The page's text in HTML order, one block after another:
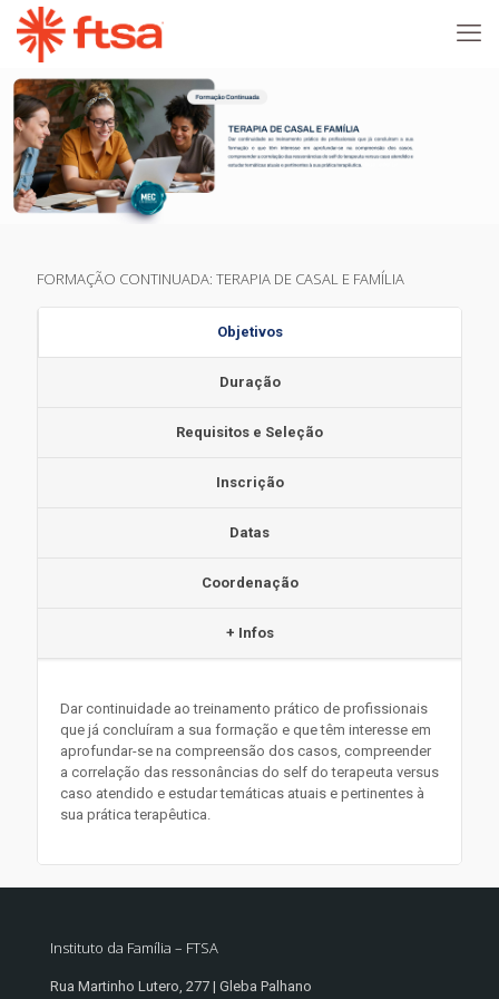
FORMAÇÃO CONTINUADA: TERAPIA DE CASAL E FAMÍLIA
Objetivos
Duração
Requisitos e Seleção
Inscrição
Datas
Coordenação
+ Infos
Dar continuidade ao treinamento prático de profissionais
que já concluíram a sua formação e que têm interesse em
aprofundar-se na compreensão dos casos, compreender
a correlação das ressonâncias do self do terapeuta versus
caso atendido e estudar temáticas atuais e pertinentes à
sua prática terapêutica.
Instituto da Família – FTSA
Rua Martinho Lutero, 277 | Gleba Palhano